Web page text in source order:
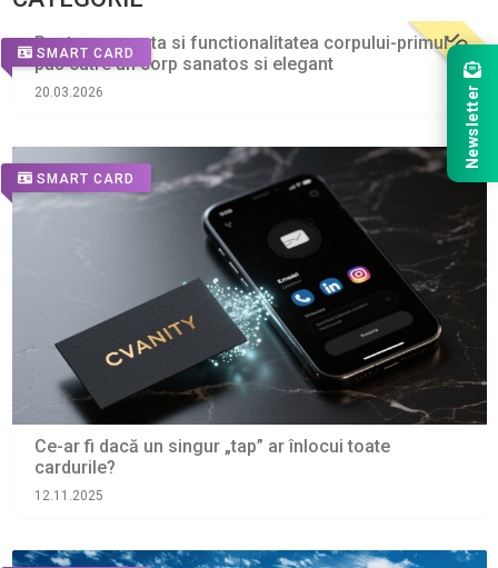
SMART CARD JOB
Postura corecta si functionalitatea corpului-primul
pas catre un corp sanatos si elegant
20.03.2026
SMART CARD
Ce-ar fi dacă un singur „tap” ar înlocui toate
cardurile?
12.11.2025
Newsletter